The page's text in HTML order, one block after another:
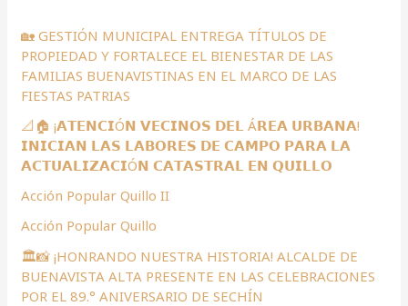
p
o
r
🏡 GESTIÓN MUNICIPAL ENTREGA TÍTULOS DE
PROPIEDAD Y FORTALECE EL BIENESTAR DE LAS
FAMILIAS BUENAVISTINAS EN EL MARCO DE LAS
FIESTAS PATRIAS
📐🏠 ¡𝗔𝗧𝗘𝗡𝗖𝗜Ó𝗡 𝗩𝗘𝗖𝗜𝗡𝗢𝗦 𝗗𝗘𝗟 Á𝗥𝗘𝗔 𝗨𝗥𝗕𝗔𝗡𝗔!
𝗜𝗡𝗜𝗖𝗜𝗔𝗡 𝗟𝗔𝗦 𝗟𝗔𝗕𝗢𝗥𝗘𝗦 𝗗𝗘 𝗖𝗔𝗠𝗣𝗢 𝗣𝗔𝗥𝗔 𝗟𝗔
𝗔𝗖𝗧𝗨𝗔𝗟𝗜𝗭𝗔𝗖𝗜Ó𝗡 𝗖𝗔𝗧𝗔𝗦𝗧𝗥𝗔𝗟 𝗘𝗡 𝗤𝗨𝗜𝗟𝗟𝗢
Acción Popular Quillo II
Acción Popular Quillo
🏛️📸 ¡HONRANDO NUESTRA HISTORIA! ALCALDE DE
BUENAVISTA ALTA PRESENTE EN LAS CELEBRACIONES
POR EL 89.° ANIVERSARIO DE SECHÍN